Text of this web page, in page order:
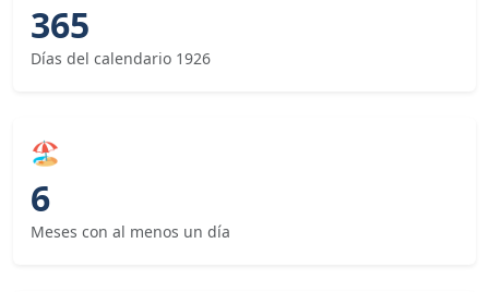
365
Días del calendario 1926
🏖
6
Meses con al menos un día